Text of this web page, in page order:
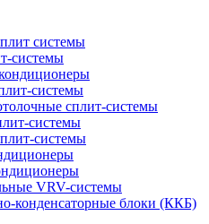
системы
системы
системы
сплит-системы
системы
системы
VRV-системы
конденсаторные блоки (ККБ)